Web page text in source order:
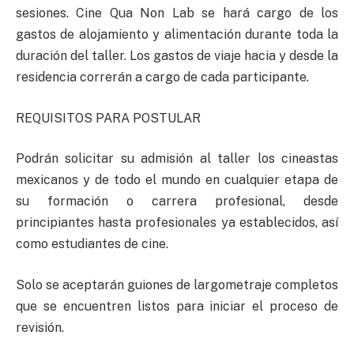
sesiones. Cine Qua Non Lab se hará cargo de los
gastos de alojamiento y alimentación durante toda la
duración del taller. Los gastos de viaje hacia y desde la
residencia correrán a cargo de cada participante.
REQUISITOS PARA POSTULAR
Podrán solicitar su admisión al taller los cineastas
mexicanos y de todo el mundo en cualquier etapa de
su formación o carrera profesional, desde
principiantes hasta profesionales ya establecidos, así
como estudiantes de cine.
Solo se aceptarán guiones de largometraje completos
que se encuentren listos para iniciar el proceso de
revisión.